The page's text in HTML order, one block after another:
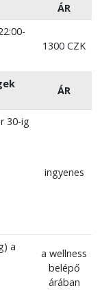
ÁR
1300 CZK
ÁR
30-ig
ingyenes
a
a wellness
belépő
árában